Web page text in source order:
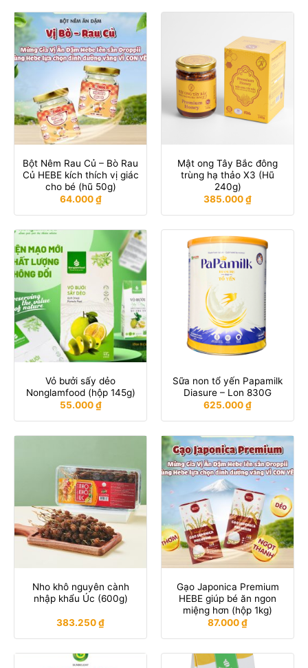
Bột Nêm Rau Củ – Bò Rau
Củ HEBE kích thích vị giác
cho bé (hũ 50g)
64.000₫
Mật ong Tây Bắc đông
trùng hạ thảo X3 (Hũ
240g)
385.000₫
Vỏ bưởi sấy dẻo
Nonglamfood (hộp 145g)
55.000₫
Sữa non tổ yến Papamilk
Diasure – Lon 830G
625.000₫
Nho khô nguyên cành
nhập khẩu Úc (600g)
383.250₫
Gạo Japonica Premium
HEBE giúp bé ăn ngon
miệng hơn (hộp 1kg)
87.000₫